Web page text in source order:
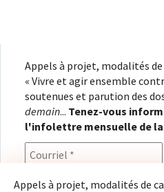
Appels à projet, modalités
« Vivre et agir ensemble
soutenues et parution des
demain... Tenez-vous
l'infolettre mensuelle de
Appels à projet, modalités de